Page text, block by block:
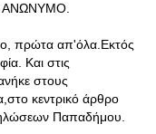
ΑΝΩΝΥΜΟ.
πρώτα απ'όλα.Εκτός
Και στις
στους
κεντρικό άρθρο
Παπαδήμου.